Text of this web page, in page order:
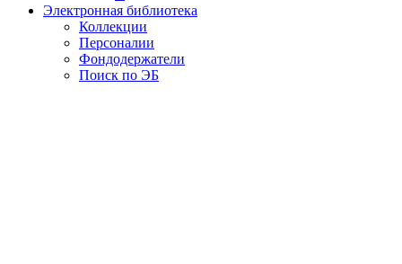
Электронная библиотека
Коллекции
Персоналии
Фондодержатели
Поиск по ЭБ